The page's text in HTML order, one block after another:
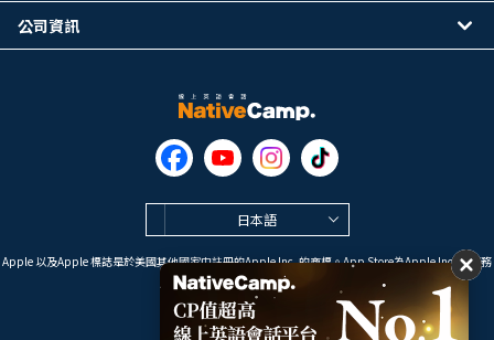
日本語
Apple 以及Apple 標誌是於美國其他國家中註冊的Apple Inc. 的商標。App Store為Apple Inc. 的服務
標誌。
Google Play是 Google LLC 的商標。
公司資訊